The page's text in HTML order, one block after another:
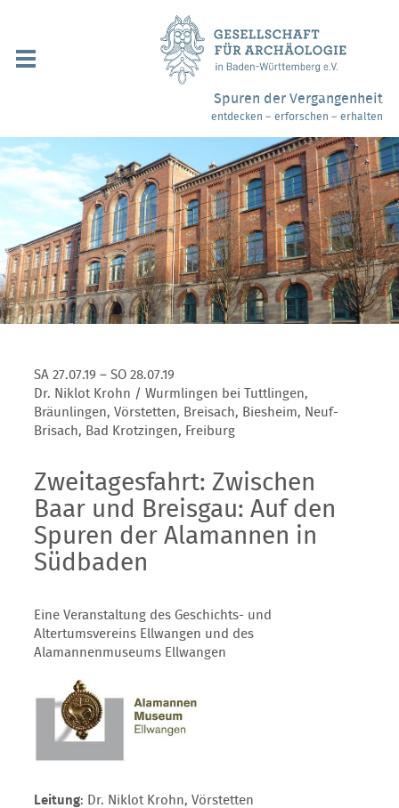
Über uns / Mitgliedschaft
Partner / Links
Archäologiemuseen
Webshop
Kontakt
Spuren der Vergangenheit
entdecken – erforschen – erhalten
SA 27.07.19 – SO 28.07.19
Dr. Niklot Krohn / Wurmlingen bei Tuttlingen,
Bräunlingen, Vörstetten, Breisach, Biesheim, Neuf-
Brisach, Bad Krotzingen, Freiburg
Zweitagesfahrt: Zwischen
Baar und Breisgau: Auf den
Spuren der Alamannen in
Südbaden
Eine Veranstaltung des Geschichts- und
Altertumsvereins Ellwangen und des
Alamannenmuseums Ellwangen
Leitung: Dr. Niklot Krohn, Vörstetten